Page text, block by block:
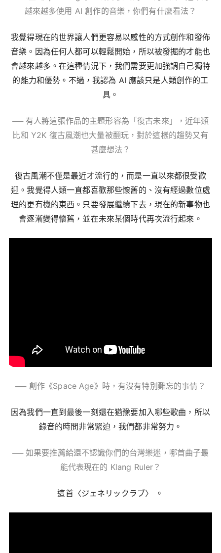
越來越多使用 AI創作的音樂，你們有什麼看法？
我覺得現在的世界讓人們更容易以感性的方式創作和發佈
音樂。因為任何人都可以輕鬆開始，所以被發掘的才能也
會越來越多。在這種情況下，我們需要更加強調自己獨特
的能力和優勢。不過，我認為 AI 應該只是人類創作的工
具。
── 有人將這張作品的主題形容為「復古未來」， 近年類
比和 Y2K 復古風潮也大量被翻玩，對於這樣的趨勢又有
甚麼想法？
復古風潮不僅是最近才流行的，而是一直以來都很受歡
迎。我覺得人類一直都喜歡那些懷舊的、沒有經過數位處
理的更有機的東西。只要發展繼續下去，現在的新事物也
會逐漸變得懷舊，並在未來某個時代再次流行起來。
── 創作《Space Age》時，有沒有特別難忘的事情？
因為我們一直到最後一刻還在猶豫要加入哪些歌曲，所以
錄音的時間非常緊迫，我們都非常努力。
── 如果要推薦給還不認識你們的台灣樂迷，哪首曲子最
能代表現在的 Klang Ruler ？
這首〈ジェネリックラブ〉 。